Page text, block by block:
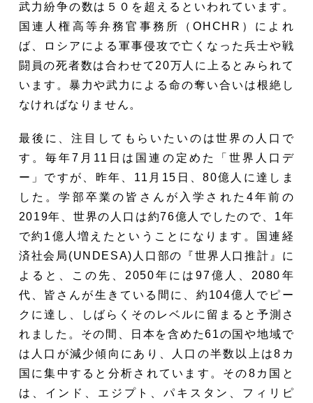
武力紛争の数は５０を超えるといわれています。
国連人権高等弁務官事務所（OHCHR）によれ
ば、ロシアによる軍事侵攻で亡くなった兵士や戦
闘員の死者数は合わせて20万人に上るとみられて
います。暴力や武力による命の奪い合いは根絶し
なければなりません。
最後に、注目してもらいたいのは世界の人口で
す。毎年7月11日は国連の定めた「世界人口デ
ー」ですが、昨年、11月15日、80億人に達しま
した。学部卒業の皆さんが入学された4年前の
2019年、世界の人口は約76億人でしたので、1年
で約1億人増えたということになります。国連経
済社会局(UNDESA)人口部の『世界人口推計』に
よると、この先、2050年には97億人、2080年
代、皆さんが生きている間に、約104億人でピー
クに達し、しばらくそのレベルに留まると予測さ
れました。その間、日本を含めた61の国や地域で
は人口が減少傾向にあり、人口の半数以上は8カ
国に集中すると分析されています。その8カ国と
は、インド、エジプト、パキスタン、フィリピ